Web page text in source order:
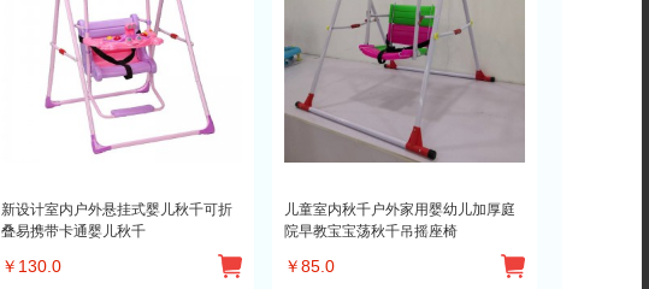
新设计室内户外悬挂式婴儿秋千可折
叠易携带卡通婴儿秋千
￥ 130.0
儿童室内秋千户外家用婴幼儿加厚庭
院早教宝宝荡秋千吊摇座椅
￥85.0